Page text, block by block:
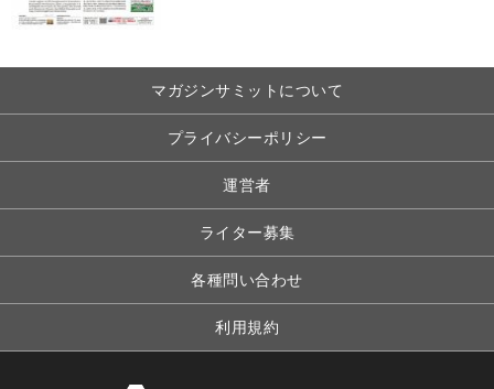
マガジンサミットについて
プライバシーポリシー
運営者
ライター募集
各種問い合わせ
利用規約